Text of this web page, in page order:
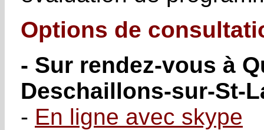
Options de
- Sur rendez-vous à
Deschaillons-sur-St-
- En ligne avec skype